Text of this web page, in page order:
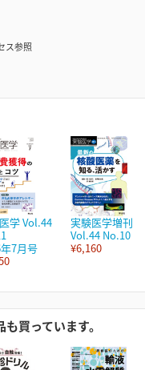
ス参照
学 Vol.44
7月号
実験医学増刊
Vol.44 No.10
¥6,160
買っています。